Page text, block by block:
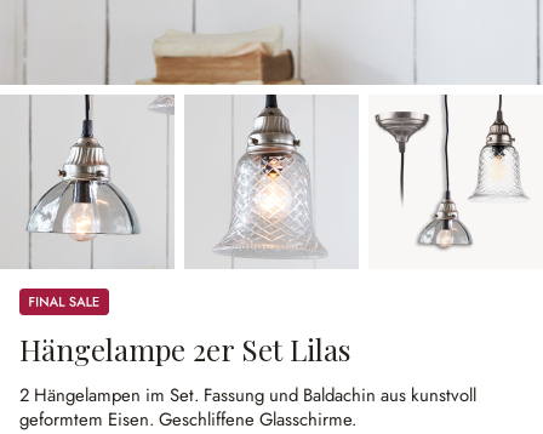
Sale
Hängelampe 2er Set Lilas
2 Hängelampen im Set. Fassung und Baldachin aus kunstvoll
geformtem Eisen. Geschliffene Glasschirme.